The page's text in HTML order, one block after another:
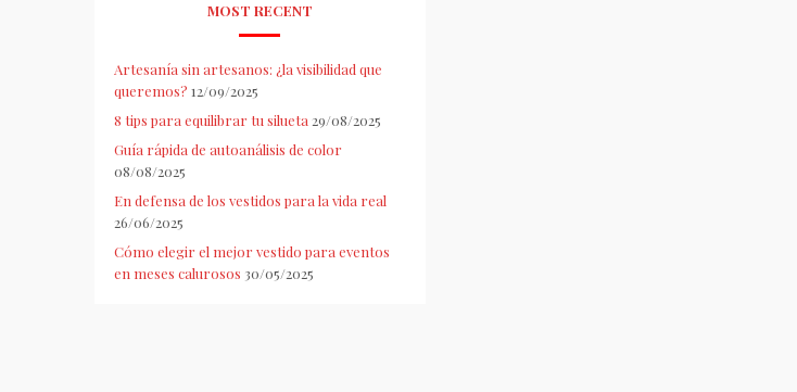
MOST RECENT
Artesanía sin artesanos: ¿la visibilidad que
queremos? 12/09/2025
8 tips para equilibrar tu silueta 29/08/2025
Guía rápida de autoanálisis de color
08/08/2025
En defensa de los vestidos para la vida real
26/06/2025
Cómo elegir el mejor vestido para eventos
en meses calurosos 30/05/2025